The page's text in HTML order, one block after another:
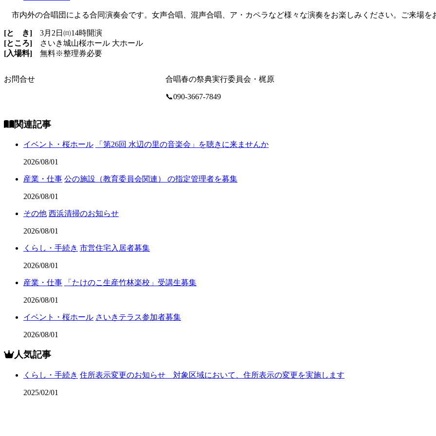
市内外の合唱団による合同演奏会です。女声合唱、混声合唱、ア・カペラなど様々な演奏をお楽しみください。ご来場を
[と き] 3月2日㈰14時開演
[ところ]
さいき城山桜ホール 大ホール
[入場料] 無料※整理券必要
お問合せ 合唱春の祭典実行委員会・梶原
📞090-3667-7849
関連記事
イベント・桜ホール 「第26回 水辺の里の音楽会」を聴きに来ませんか
2026/08/01
産業・仕事 公の施設（教育委員会関連） の指定管理者を募集
2026/08/01
その他 西浜清掃のお知らせ
2026/08/01
くらし・手続き 市営住宅入居者募集
2026/08/01
産業・仕事 「たけのこ生産竹林楽校」受講生募集
2026/08/01
イベント・桜ホール さいきテラス参加者募集
2026/08/01
人気記事
くらし・手続き 住所表示変更のお知らせ 対象区域において、住所表示の変更を実施します
2025/02/01